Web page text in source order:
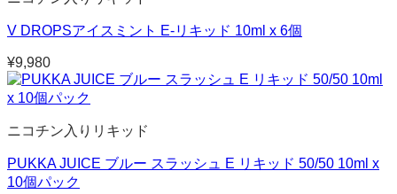
V DROPSアイスミント E-リキッド 10ml x 6個
¥9,980
ニコチン入りリキッド
PUKKA JUICE ブルー スラッシュ E リキッド 50/50 10ml x
10個パック